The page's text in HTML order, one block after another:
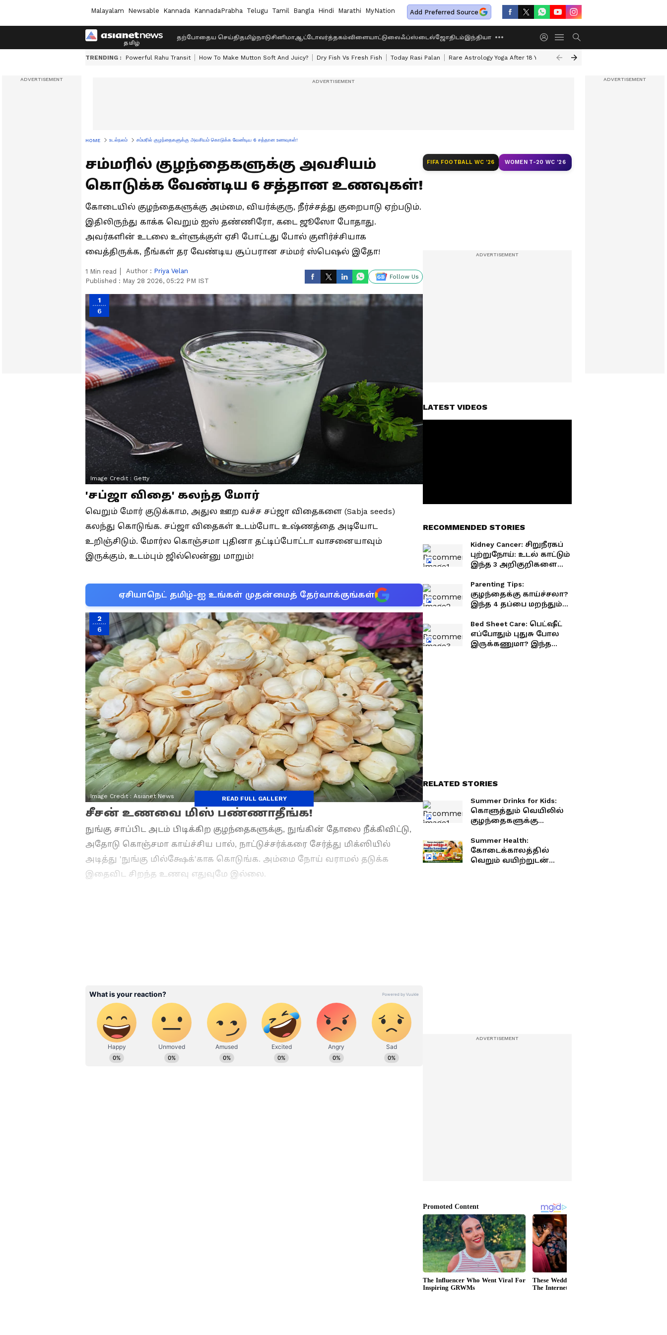
Malayalam Newsable Kannada KannadaPrabha Telugu Tamil Bangla Hindi Marathi MyNation Add Preferred Source
தற்போதைய செய்திதமிழ்நாடுசினிமாஆட்டோவர்த்தகம்விளையாட்டுலைஃப்ஸ்டைல்ஜோதிடம்இந்தியா
TRENDING : Powerful Rahu Transit How To Make Mutton Soft And Juicy? Dry Fish Vs Fresh Fish Today Rasi Palan Rare Astrology Yoga After 18 Years Dwi Pushkar Yoga 2026
HOME உடல்நலம் சம்மரில் குழந்தைகளுக்கு அவசியம் கொடுக்க வேண்டிய 6 சத்தான உணவுகள்!
சம்மரில் குழந்தைகளுக்கு அவசியம்
கொடுக்க வேண்டிய 6 சத்தான உணவுகள்!
கோடையில் குழந்தைகளுக்கு அம்மை, வியர்க்குரு, நீர்ச்சத்து குறைபாடு ஏற்படும்.
இதிலிருந்து காக்க வெறும் ஐஸ் தண்ணிரோ, கடை ஜூஸோ போதாது.
அவர்களின் உடலை உள்ளுக்குள் ஏசி போட்டது போல் குளிர்ச்சியாக
வைத்திருக்க, நீங்கள் தர வேண்டிய சூப்பரான சம்மர் ஸ்பெஷல் இதோ!
1 Min read Author : Priya Velan
Published : May 28 2026, 05:22 PM IST
Follow Us
1
6
Image Credit : Getty
'சப்ஜா விதை' கலந்த மோர்
வெறும் மோர் குடுக்காம, அதுல ஊற வச்ச சப்ஜா விதைகளை (Sabja seeds)
கலந்து கொடுங்க. சப்ஜா விதைகள் உடம்போட உஷ்ணத்தை அடியோட
உறிஞ்சிடும். மோர்ல கொஞ்சமா புதினா தட்டிப்போட்டா வாசனையாவும்
இருக்கும், உடம்பும் ஜில்லென்னு மாறும்!
ஏசியாநெட் தமிழ்-ஐ உங்கள் முதன்மைத் தேர்வாக்குங்கள்
2
6
Image Credit : Asianet News
சீசன் உணவை மிஸ் பண்ணாதீங்க!
நுங்கு சாப்பிட அடம் பிடிக்கிற குழந்தைகளுக்கு, நுங்கின் தோலை நீக்கிவிட்டு,
அதோடு கொஞ்சமா காய்ச்சிய பால், நாட்டுச்சர்க்கரை சேர்த்து மிக்ஸியில்
அடித்து 'நுங்கு மில்க்ஷேக்'காக கொடுங்க. அம்மை நோய் வராமல் தடுக்க
இதைவிட சிறந்த உணவு எதுவுமே இல்லை.
READ FULL GALLERY
FIFA FOOTBALL WC '26 WOMEN T-20 WC '26
LATEST VIDEOS
RECOMMENDED STORIES
Kidney Cancer: சிறுநீரகப்
புற்றுநோய்: உடல் காட்டும்
இந்த 3 அறிகுறிகளை
Parenting Tips:
குழந்தைக்கு காய்ச்சலா?
இந்த 4 தப்பை மறந்தும்
Bed Sheet Care: பெட்ஷீட்
எப்போதும் புதுசு போல
இருக்கணுமா? இந்த
RELATED STORIES
Summer Drinks for Kids:
கொளுத்தும் வெயிலில்
குழந்தைகளுக்கு
ஹெல்தி டிரிங்க்ஸ்!
Summer Health:
கோடைக்காலத்தில்
வெறும் வயிற்றுடன்